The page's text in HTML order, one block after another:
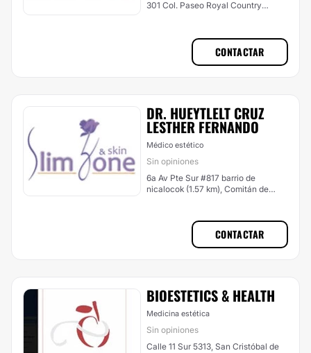
301 Col. Paseo Royal Country
CONTACTAR
DR. HUEYTLELT CRUZ
LESTHER FERNANDO
Médico estético
Sin opiniones
6a Av Pte Sur #817 barrio de
nicalocok (1.57 km), Comitán de
CONTACTAR
BIOESTETICS & HEALTH
Medicina estética
Sin opiniones
Calle 11 Sur 5313, San Cristóbal de